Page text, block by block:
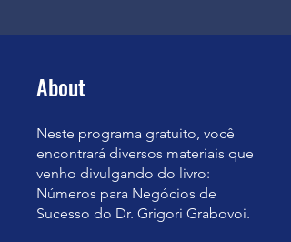
About
Neste programa gratuito, você
encontrará diversos materiais que
venho divulgando do livro:
Números para Negócios de
Sucesso do Dr. Grigori Grabovoi.